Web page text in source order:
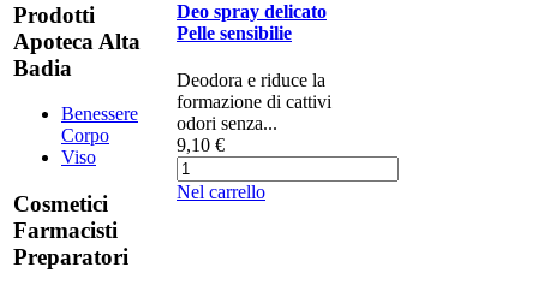
Prodotti
Apoteca Alta
Badia
Benessere
Corpo
Viso
Cosmetici
Farmacisti
Preparatori
Deo spray delicato
Pelle sensibilie
Deodora e riduce la
formazione di cattivi
odori senza...
9,10 €
Nel carrello